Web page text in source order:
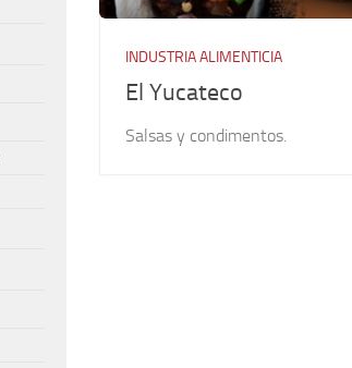
INDUSTRIA ALIMENTICIA
El Yucateco
Salsas y condimentos.